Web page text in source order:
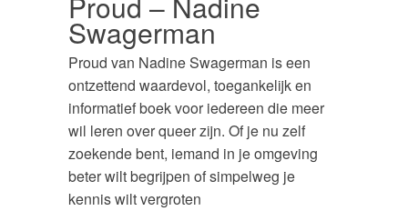
Swagerman
Proud van Nadine Swagerman is een
ontzettend waardevol, toegankelijk en
informatief boek voor iedereen die meer
wil leren over queer zijn. Of je nu zelf
zoekende bent, iemand in je omgeving
beter wilt begrijpen of simpelweg je
kennis wilt vergroten